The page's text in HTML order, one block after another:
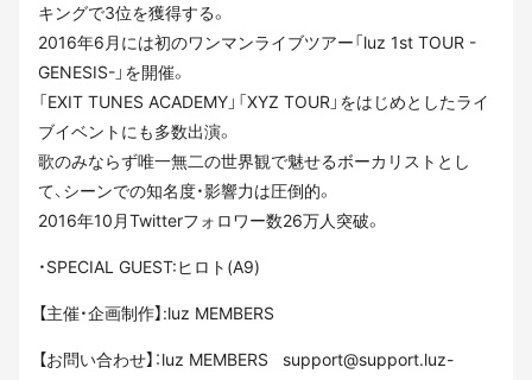
キングで3位を獲得する。
2016年6月には初のワンマンライブツアー「luz 1st TOUR -
GENESIS-」を開催。
「EXIT TUNES ACADEMY」「XYZ TOUR」をはじめとしたライ
ブイベントにも多数出演。
歌のみならず唯一無二の世界観で魅せるボーカリストとし
て、シーンでの知名度・影響力は圧倒的。
2016年10月Twitterフォロワー数26万人突破。
・SPECIAL GUEST:ヒロト(A9)
【主催・企画制作】:luz MEMBERS
【お問い合わせ】：luz MEMBERS support@support.luz-